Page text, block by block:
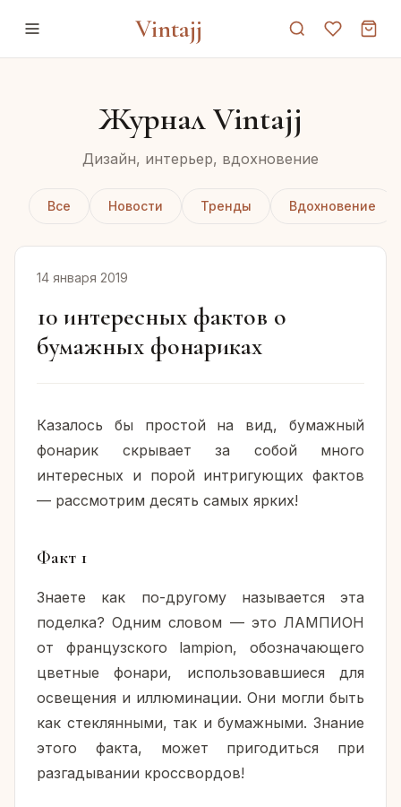
Vintajj
Журнал Vintajj
Дизайн, интерьер, вдохновение
Все Новости Тренды Вдохновение
14 января 2019
10 интересных фактов о
бумажных фонариках
Казалось бы простой на вид, бумажный
фонарик скрывает за собой много
интересных и порой интригующих фактов
— рассмотрим десять самых ярких!
Факт 1
Знаете как по-другому называется эта
поделка? Одним словом — это ЛАМПИОН
от французского lampion, обозначающего
цветные фонари, использовавшиеся для
освещения и иллюминации. Они могли быть
как стеклянными, так и бумажными. Знание
этого факта, может пригодиться при
разгадывании кроссвордов!